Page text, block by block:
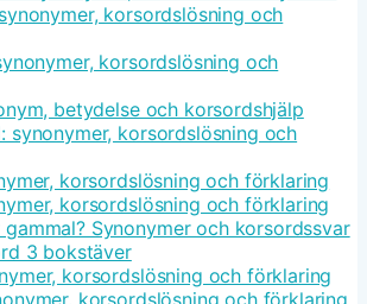
korsordslösning och
korsordslösning och
betydelse och korsordshjälp
synonymer, korsordslösning och
korsordslösning och förklaring
korsordslösning och förklaring
Synonymer och korsordssvar
3 bokstäver
korsordslösning och förklaring
korsordslösning och förklaring